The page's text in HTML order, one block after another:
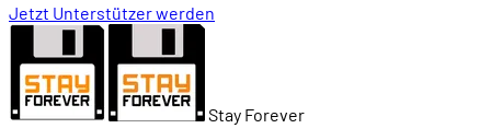
Jetzt Unterstützer werden
Stay Forever